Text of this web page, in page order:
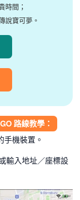
時間；
說寶可夢。
路線教學：
機裝置。
輸入地址／座標設